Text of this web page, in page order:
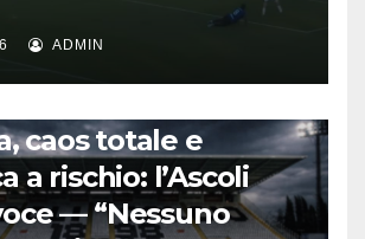
ADMIN
caos totale e
a rischio: l’Ascoli
— “Nessuno